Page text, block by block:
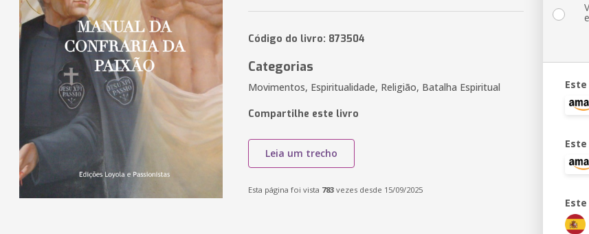
Código do livro: 873504
Categorias
Movimentos, Espiritualidade, Religião, Batalha Espiritual
Compartilhe este livro
Leia um trecho
Esta página foi vista 783 vezes desde 15/09/2025